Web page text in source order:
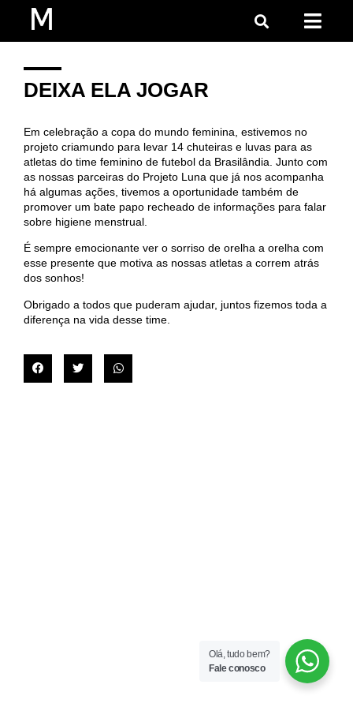
DEIXA ELA JOGAR
Em celebração a copa do mundo feminina, estivemos no
projeto criamundo para levar 14 chuteiras e luvas para as
atletas do time feminino de futebol da Brasilândia. Junto com
as nossas parceiras do Projeto Luna que já nos acompanha
há algumas ações, tivemos a oportunidade também de
promover um bate papo recheado de informações para falar
sobre higiene menstrual.
É sempre emocionante ver o sorriso de orelha a orelha com
esse presente que motiva as nossas atletas a correm atrás
dos sonhos!
Obrigado a todos que puderam ajudar, juntos fizemos toda a
diferença na vida desse time.
Olá, tudo bem?
Fale conosco